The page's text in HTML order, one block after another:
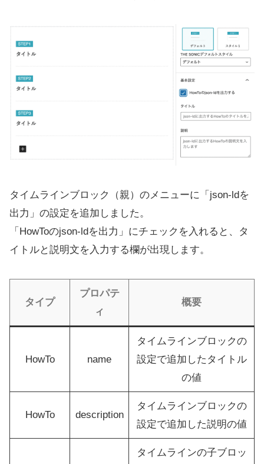
タイムラインブロック（親）のメニューに「json-ldを
出力」の設定を追加しました。
「HowToのjson-ldを出力」にチェックを入れると、タ
イトルと説明文を入力する欄が出現します。
タイプ
プロパテ
ィ
概要
HowTo name
タイムラインブロックの
設定で追加したタイトル
の値
HowTo description
タイムラインブロックの
設定で追加した説明の値
タイムラインの子ブロッ